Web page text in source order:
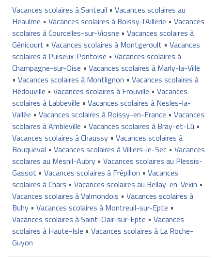
Vacances scolaires à Santeuil • Vacances scolaires au
Heaulme • Vacances scolaires à Boissy-l'Aillerie • Vacances
scolaires à Courcelles-sur-Viosne • Vacances scolaires à
Génicourt • Vacances scolaires à Montgeroult • Vacances
scolaires à Puiseux-Pontoise • Vacances scolaires à
Champagne-sur-Oise • Vacances scolaires à Marly-la-Ville
• Vacances scolaires à Montlignon • Vacances scolaires à
Hédouville • Vacances scolaires à Frouville • Vacances
scolaires à Labbeville • Vacances scolaires à Nesles-la-
Vallée • Vacances scolaires à Roissy-en-France • Vacances
scolaires à Ambleville • Vacances scolaires à Bray-et-Lû •
Vacances scolaires à Chaussy• Vacances scolaires à
Bouqueval • Vacances scolaires à Villiers-le-Sec• Vacances
scolaires au Mesnil-Aubry• Vacances scolaires au Plessis-
Gassot • Vacances scolaires à Frépillon • Vacances
scolaires à Chars • Vacances scolaires au Bellay-en-Vexin •
Vacances scolaires à Valmondois • Vacances scolaires à
Buhy• Vacances scolaires à Montreuil-sur-Epte •
Vacances scolaires à Saint-Clair-sur-Epte • Vacances
scolaires à Haute-Isle • Vacances scolaires à La Roche-
Guyon